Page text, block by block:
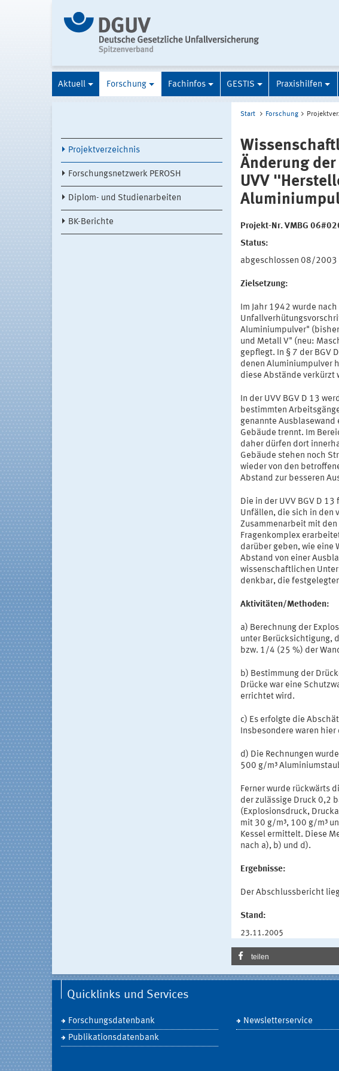
Aktuell Forschung Fachinfos GESTIS Praxishilfen
Projektverzeichnis
Forschungsnetzwerk PEROSH
Diplom- und Studienarbeiten
BK-Berichte
Start Forschung
Änderung
UVV
Projekt-Nr. VMBG
Status:
abgeschlossen 08/2003
Zielsetzung:
Im Jahr 1942 wurde
Aluminiumpulver"
und Metall V" (neu:
gepflegt. In § 7 der BGV
denen Aluminiumpulver
diese Abstände verkürzt
In der UVV BGV D 13
bestimmten
genannte Ausblasewand
Gebäude trennt. Im
daher dürfen dort
Gebäude stehen noch
wieder von den
Abstand zur besseren
Die in der UVV BGV D
Unfällen, die sich in den
Zusammenarbeit mit
Fragenkomplex
darüber geben, wie eine
Abstand von einer
wissenschaftlichen
denkbar, die
Aktivitäten/Methoden:
a) Berechnung der
unter Berücksichtigung,
bzw. 1/4 (25 %) der
b) Bestimmung der
Drücke war eine
errichtet wird.
c) Es erfolgte die
Insbesondere waren
d) Die Rechnungen
500 g/m³
Ferner wurde rückwärts
der zulässige Druck 0,2
(Explosionsdruck,
mit 30 g/m³, 100 g/m³
Kessel ermittelt. Diese
nach a), b) und d).
Ergebnisse:
Der Abschlussbericht
Stand:
23.11.2005
teilen
Quicklinks und Services
Forschungsdatenbank
Publikationsdatenbank
Newsletterservice